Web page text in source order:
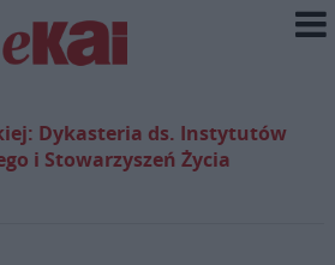
Dykasteria ds. Instytutów
i Stowarzyszeń Życia